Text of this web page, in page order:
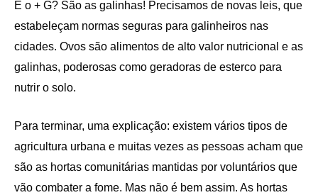
E o + G? São as galinhas! Precisamos de novas leis, que
estabeleçam normas seguras para galinheiros nas
cidades. Ovos são alimentos de alto valor nutricional e as
galinhas, poderosas como geradoras de esterco para
nutrir o solo.
Para terminar, uma explicação: existem vários tipos de
agricultura urbana e muitas vezes as pessoas acham que
são as hortas comunitárias mantidas por voluntários que
vão combater a fome. Mas não é bem assim. As hortas